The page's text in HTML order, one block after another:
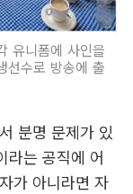
유니폼에 사인을
선수로 방송에 출
분명 문제가 있
라는 공직에 어
가 아니라면 자